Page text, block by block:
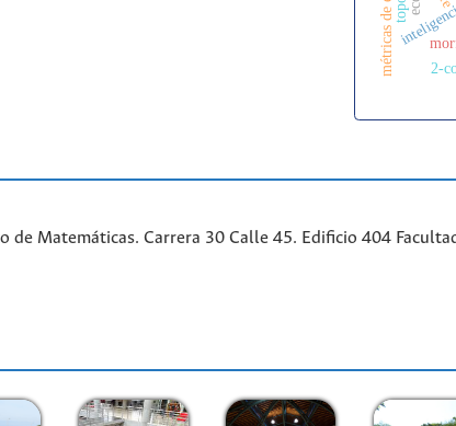
2-
Matemáticas. Carrera 30 Calle 45. Edificio 404